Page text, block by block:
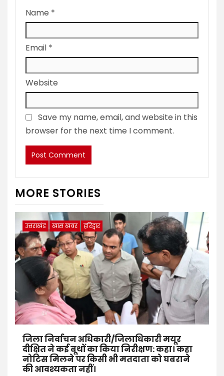
Name *
Email *
Website
Save my name, email, and website in this
browser for the next time I comment.
MORE STORIES
उत्तराखंड खास खबर हरिद्वार
जिला निर्वाचन अधिकारी/जिलाधिकारी मयूर
दीक्षित ने कई बूथों का किया निरीक्षण: कहा। कहा
नोटिस मिलने पर किसी भी मतदाता को घबराने
की आवश्यकता नहीं।